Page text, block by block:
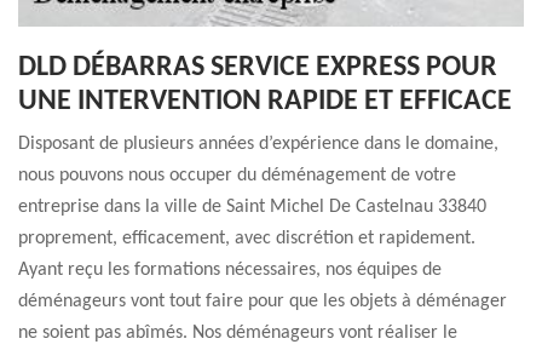
DLD DÉBARRAS SERVICE EXPRESS POUR
UNE INTERVENTION RAPIDE ET EFFICACE
Disposant de plusieurs années d’expérience dans le domaine,
nous pouvons nous occuper du déménagement de votre
entreprise dans la ville de Saint Michel De Castelnau 33840
proprement, efficacement, avec discrétion et rapidement.
Ayant reçu les formations nécessaires, nos équipes de
déménageurs vont tout faire pour que les objets à déménager
ne soient pas abîmés. Nos déménageurs vont réaliser le